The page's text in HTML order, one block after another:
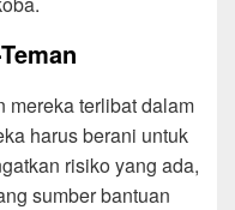
mereka terlibat dalam
harus berani untuk
risiko yang ada,
sumber bantuan